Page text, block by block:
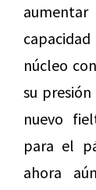
núcleo
su
nuevo
para el
ahora